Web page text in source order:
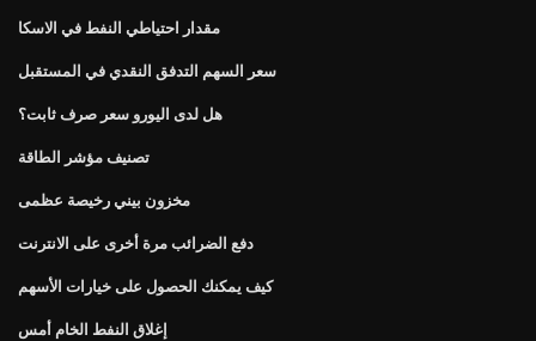
مقدار احتياطي النفط في الاسكا
سعر السهم التدفق النقدي في المستقبل
هل لدى اليورو سعر صرف ثابت؟
تصنيف مؤشر الطاقة
مخزون بيني رخيصة عظمى
دفع الضرائب مرة أخرى على الانترنت
كيف يمكنك الحصول على خيارات الأسهم
إغلاق النفط الخام أمس